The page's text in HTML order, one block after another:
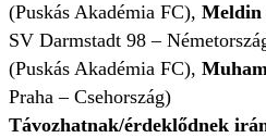
(Puskás Akadémia FC), Meldin
SV Darmstadt 98 –
(Puskás Akadémia FC),
Praha – Csehország)
Távozhatnak/érdeklődnek